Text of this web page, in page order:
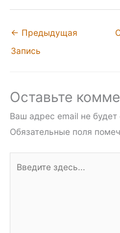
← Предыдущая
Запись
Оставьте
Ваш адрес email не будет
Обязательные поля